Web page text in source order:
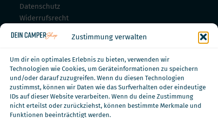
Zustimmung verwalten
Um dir ein optimales Erlebnis zu bieten, verwenden wir
Technologien wie Cookies, um Geräteinformationen zu speichern
und/oder darauf zuzugreifen. Wenn du diesen Technologien
zustimmst, können wir Daten wie das Surfverhalten oder eindeutige
IDs auf dieser Website verarbeiten. Wenn du deine Zustimmung
nicht erteilst oder zurückziehst, können bestimmte Merkmale und
Funktionen beeinträchtigt werden.
Datenschutz
Widerrufsrecht
Zahlungsmöglichkeiten